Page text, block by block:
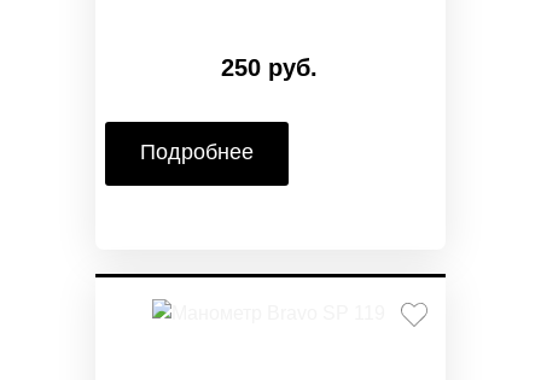
250 руб.
Подробнее